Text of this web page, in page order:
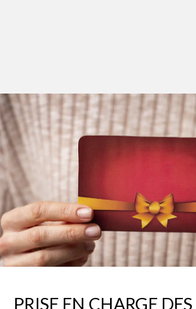
PRISE EN CHARGE DES